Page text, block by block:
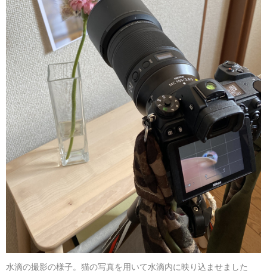
水滴の撮影の様子。猫の写真を用いて水滴内に映り込ませました